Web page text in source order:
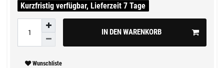
Kurzfristig verfügbar, Lieferzeit 7 Tage
IN DEN WARENKORB
Wunschliste